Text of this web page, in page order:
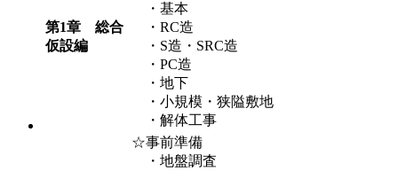
第1章 総合
仮設編
・基本
・RC造
・S造・SRC造
・PC造
・地下
・小規模・狭隘敷地
・解体工事
☆事前準備
・地盤調査